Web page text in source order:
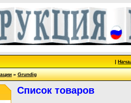
|
»Grundig
Список товаров